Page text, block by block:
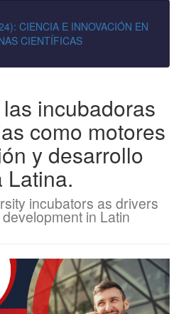
CIENCIA E INNOVACIÓN EN
CIENTÍFICAS
incubadoras
como motores
y desarrollo
Latina.
incubators as drivers
in Latin